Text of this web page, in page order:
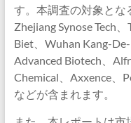
す。本調査の対象とな
Zhejiang Synose Tech
Biet、Wuhan Kang-De-
Advanced Biotech、
Chemical、Axxence、
などが含まれます。